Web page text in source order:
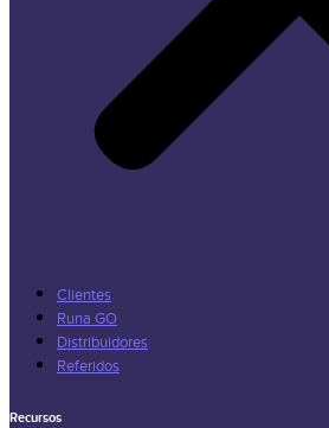
Clientes
Runa GO
Distribuidores
Referidos
Recursos